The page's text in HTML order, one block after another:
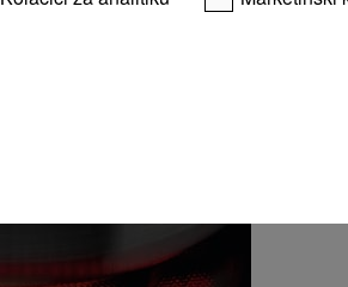
Uz Vario